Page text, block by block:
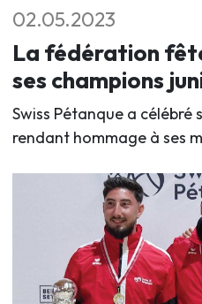
02.05.2023
La fédération
ses champions
Swiss Pétanque a célébré
rendant hommage à ses